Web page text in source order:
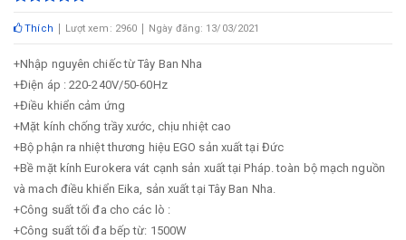
Thích Lượt xem: 2960 Ngày đăng: 13/03/2021
+Nhập nguyên chiếc từ Tây Ban Nha
+Điện áp : 220-240V/50-60Hz
+Điều khiển cảm ứng
+Mặt kính chống trầy xước, chịu nhiệt cao
+Bộ phận ra nhiệt thương hiệu EGO sản xuất tại Đức
+Bề mặt kính Eurokera vát cạnh sản xuất tại Pháp. toàn bộ mạch nguồn
và mach điều khiển Eika, sản xuất tại Tây Ban Nha.
+Công suất tối đa cho các lò :
+Công suất tối đa bếp từ: 1500W